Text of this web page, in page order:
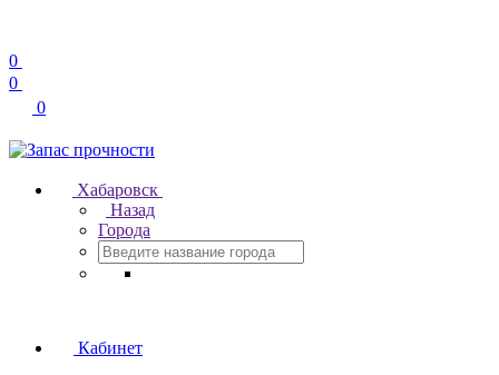
0
0
0
Хабаровск
Назад
Города
Кабинет